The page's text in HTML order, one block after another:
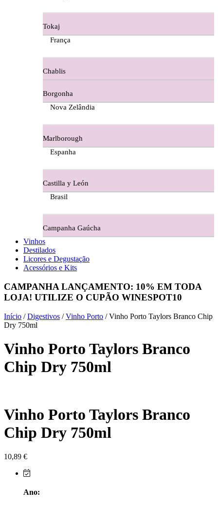
Evidencia Dão
Ferraz Wine - Beira Interior
Figueira Coriga - Alentejo
Guerreiro Vinhos - Bairrada
Herdade da Lisboa Alentejo
Herdade Do Freixo - Alentejo
Herdade do Moinho Branco - Alentejo
Herdade do Sobroso Alentejo
Herdade dos Coteis Alentejo
Herdade Papa Leite - Alentejo
Horacio Simoes Setubal
Já Te Disse - Alentejo
João Tique - Top Wines - Alentejo
Tokaj
França
Chablis
Borgonha
Nova Zelândia
Marlborough
Espanha
Castilla y León
Brasil
Campanha Gaúcha
Vinhos
Destilados
Licores e Degustação
Acessórios e Kits
CAMPANHA LANÇAMENTO: 10% EM TODA
LOJA! UTILIZE O CUPÃO WINESPOT10
Início /Digestivos /Vinho Porto / Vinho Porto Taylors Branco Chip
Dry 750ml
Vinho Porto Taylors Branco
Chip Dry 750ml
Vinho Porto Taylors Branco
Chip Dry 750ml
10,89 €
Ano: